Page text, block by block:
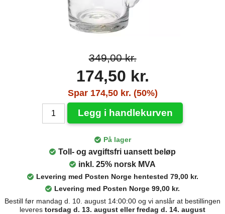
349,00 kr.
174,50 kr.
Spar 174,50 kr. (50%)
Legg i handlekurven
På lager
Toll- og avgiftsfri uansett beløp
inkl. 25% norsk MVA
Levering med Posten Norge hentested 79,00 kr.
Levering med Posten Norge 99,00 kr.
Bestill før mandag d. 10. august 14:00:00 og vi anslår at bestillingen
leveres torsdag d. 13. august eller fredag d. 14. august